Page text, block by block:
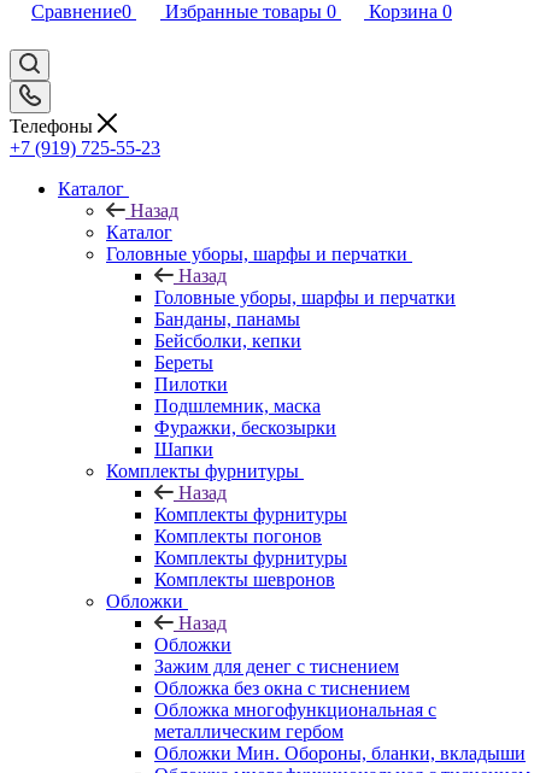
Сравнение0 Избранные товары 0 Корзина 0
Телефоны
+7 (919) 725-55-23
Каталог
Назад
Каталог
Головные уборы, шарфы и перчатки
Назад
Головные уборы, шарфы и перчатки
Банданы, панамы
Бейсболки, кепки
Береты
Пилотки
Подшлемник, маска
Фуражки, бескозырки
Шапки
Комплекты фурнитуры
Назад
Комплекты фурнитуры
Комплекты погонов
Комплекты фурнитуры
Комплекты шевронов
Обложки
Назад
Обложки
Зажим для денег с тиснением
Обложка без окна с тиснением
Обложка многофункциональная с
металлическим гербом
Обложки Мин. Обороны, бланки, вкладыши